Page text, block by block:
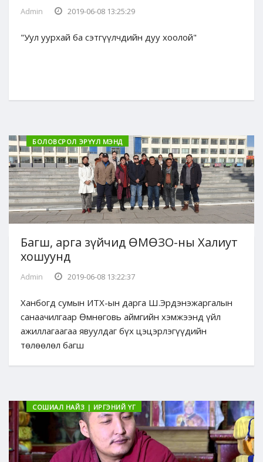
Admin 2019-06-08 13:25:29
"Уул уурхай ба сэтгүүлчдийн дуу хоолой"
БОЛОВСРОЛ ЭРҮҮЛ МЭНД
Багш, арга зүйчид ӨМӨЗО-ны Халиут
хошуунд
Admin 2019-06-08 13:22:37
Ханбогд сумын ИТХ-ын дарга Ш.Эрдэнэжаргалын
санаачилгаар Өмнөговь аймгийн хэмжээнд үйл
ажиллагаагаа явуулдаг бүх цэцэрлэгүүдийн
төлөөлөл багш
СОШИАЛ НАЙЗ | ИРГЭНИЙ ҮГ